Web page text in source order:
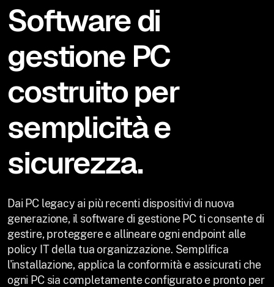
Software di
gestione PC
costruito per
semplicità e
sicurezza.
Dai PC legacy ai più recenti dispositivi di nuova
generazione, il software di gestione PC ti consente di
gestire, proteggere e allineare ogni endpoint alle
policy IT della tua organizzazione. Semplifica
l'installazione, applica la conformità e assicurati che
ogni PC sia completamente configurato e pronto per